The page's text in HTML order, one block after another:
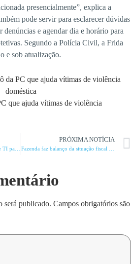
presencialmente”, explica a
pode servir para esclarecer dúvidas
e agendar dia e horário para
Segundo a Polícia Civil, a Frida
e sob atualização.
que ajuda vítimas de violência
PRÓXIMA NOTÍCIA
será publicado. Campos obrigatórios são